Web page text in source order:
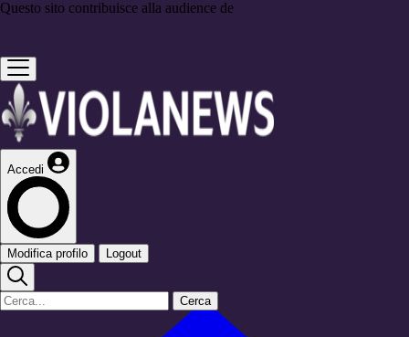
Questo sito contribuisce alla audience de
Accedi
Modifica profilo Logout
Cerca